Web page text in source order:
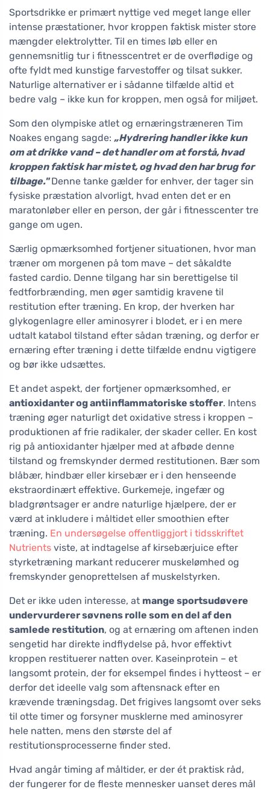
Sportsdrikke er primært nyttige ved meget lange eller
intense præstationer, hvor kroppen faktisk mister store
mængder elektrolytter. Til en times løb eller en
gennemsnitlig tur i fitnesscentret er de overflødige og
ofte fyldt med kunstige farvestoffer og tilsat sukker.
Naturlige alternativer er i sådanne tilfælde altid et
bedre valg – ikke kun for kroppen, men også for miljøet.
Som den olympiske atlet og ernæringstræneren Tim
Noakes engang sagde: „Hydrering handler ikke kun
om at drikke vand – det handler om at forstå, hvad
kroppen faktisk har mistet, og hvad den har brug for
tilbage."Denne tanke gælder for enhver, der tager sin
fysiske præstation alvorligt, hvad enten det er en
maratonløber eller en person, der går i fitnesscenter tre
gange om ugen.
Særlig opmærksomhed fortjener situationen, hvor man
træner om morgenen på tom mave – det såkaldte
fasted cardio. Denne tilgang har sin berettigelse til
fedtforbrænding, men øger samtidig kravene til
restitution efter træning. En krop, der hverken har
glykogenlagre eller aminosyrer i blodet, er i en mere
udtalt katabol tilstand efter sådan træning, og derfor er
ernæring efter træning i dette tilfælde endnu vigtigere
og bør ikke udsættes.
Et andet aspekt, der fortjener opmærksomhed, er
antioxidanter og antiinflammatoriske stoffer. Intens
træning øger naturligt det oxidative stress i kroppen –
produktionen af frie radikaler, der skader celler. En kost
rig på antioxidanter hjælper med at afbøde denne
tilstand og fremskynder dermed restitutionen. Bær som
blåbær, hindbær eller kirsebær er i den henseende
ekstraordinært effektive. Gurkemeje, ingefær og
bladgrøntsager er andre naturlige hjælpere, der er
værd at inkludere i måltidet eller smoothien efter
træning. En undersøgelse offentliggjort i tidsskriftet
Nutrients viste, at indtagelse af kirsebærjuice efter
styrketræning markant reducerer muskelømhed og
fremskynder genoprettelsen af muskelstyrken.
Det er ikke uden interesse, at mange sportsudøvere
undervurderer søvnens rolle som en del af den
samlede restitution, og at ernæring om aftenen inden
sengetid har direkte indflydelse på, hvor effektivt
kroppen restituerer natten over. Kaseinprotein – et
langsomt protein, der for eksempel findes i hytteost – er
derfor det ideelle valg som aftensnack efter en
krævende træningsdag. Det frigives langsomt over seks
til otte timer og forsyner musklerne med aminosyrer
hele natten, mens den største del af
restitutionsprocesserne finder sted.
Hvad angår timing af måltider, er der ét praktisk råd,
der fungerer for de fleste mennesker uanset deres mål